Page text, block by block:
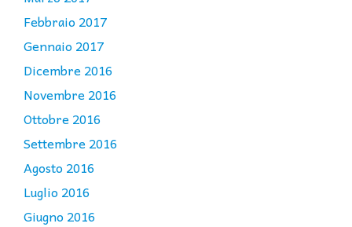
Febbraio 2017
Gennaio 2017
Dicembre 2016
Novembre 2016
Ottobre 2016
Settembre 2016
Agosto 2016
Luglio 2016
Giugno 2016